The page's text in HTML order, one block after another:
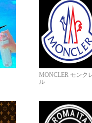
MONCLER モンク
ル